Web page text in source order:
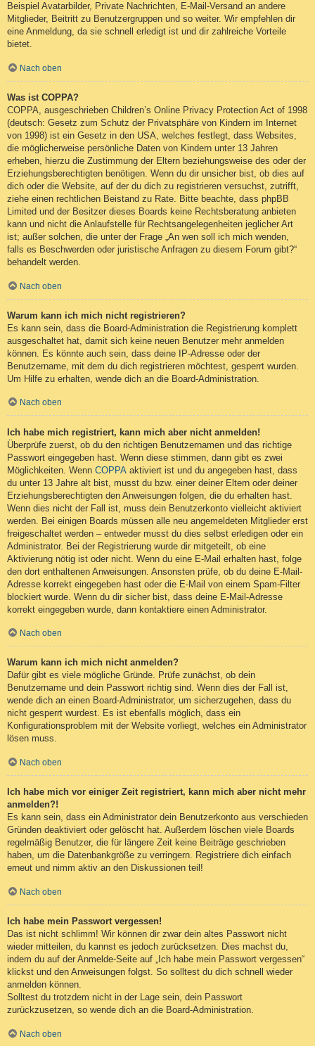
Beispiel Avatarbilder, Private Nachrichten, E-Mail-Versand an andere
Mitglieder, Beitritt zu Benutzergruppen und so weiter. Wir empfehlen dir
eine Anmeldung, da sie schnell erledigt ist und dir zahlreiche Vorteile
bietet.
Nach oben
Was ist COPPA?
COPPA, ausgeschrieben Children’s Online Privacy Protection Act of 1998
(deutsch: Gesetz zum Schutz der Privatsphäre von Kindern im Internet
von 1998) ist ein Gesetz in den USA, welches festlegt, dass Websites,
die möglicherweise persönliche Daten von Kindern unter 13 Jahren
erheben, hierzu die Zustimmung der Eltern beziehungsweise des oder der
Erziehungsberechtigten benötigen. Wenn du dir unsicher bist, ob dies auf
dich oder die Website, auf der du dich zu registrieren versuchst, zutrifft,
ziehe einen rechtlichen Beistand zu Rate. Bitte beachte, dass phpBB
Limited und der Besitzer dieses Boards keine Rechtsberatung anbieten
kann und nicht die Anlaufstelle für Rechtsangelegenheiten jeglicher Art
ist; außer solchen, die unter der Frage „An wen soll ich mich wenden,
falls es Beschwerden oder juristische Anfragen zu diesem Forum gibt?“
behandelt werden.
Nach oben
Warum kann ich mich nicht registrieren?
Es kann sein, dass die Board-Administration die Registrierung komplett
ausgeschaltet hat, damit sich keine neuen Benutzer mehr anmelden
können. Es könnte auch sein, dass deine IP-Adresse oder der
Benutzername, mit dem du dich registrieren möchtest, gesperrt wurden.
Um Hilfe zu erhalten, wende dich an die Board-Administration.
Nach oben
Ich habe mich registriert, kann mich aber nicht anmelden!
Überprüfe zuerst, ob du den richtigen Benutzernamen und das richtige
Passwort eingegeben hast. Wenn diese stimmen, dann gibt es zwei
Möglichkeiten. Wenn COPPA aktiviert ist und du angegeben hast, dass
du unter 13 Jahre alt bist, musst du bzw. einer deiner Eltern oder deiner
Erziehungsberechtigten den Anweisungen folgen, die du erhalten hast.
Wenn dies nicht der Fall ist, muss dein Benutzerkonto vielleicht aktiviert
werden. Bei einigen Boards müssen alle neu angemeldeten Mitglieder erst
freigeschaltet werden – entweder musst du dies selbst erledigen oder ein
Administrator. Bei der Registrierung wurde dir mitgeteilt, ob eine
Aktivierung nötig ist oder nicht. Wenn du eine E-Mail erhalten hast, folge
den dort enthaltenen Anweisungen. Ansonsten prüfe, ob du deine E-Mail-
Adresse korrekt eingegeben hast oder die E-Mail von einem Spam-Filter
blockiert wurde. Wenn du dir sicher bist, dass deine E-Mail-Adresse
korrekt eingegeben wurde, dann kontaktiere einen Administrator.
Nach oben
Warum kann ich mich nicht anmelden?
Dafür gibt es viele mögliche Gründe. Prüfe zunächst, ob dein
Benutzername und dein Passwort richtig sind. Wenn dies der Fall ist,
wende dich an einen Board-Administrator, um sicherzugehen, dass du
nicht gesperrt wurdest. Es ist ebenfalls möglich, dass ein
Konfigurationsproblem mit der Website vorliegt, welches ein Administrator
lösen muss.
Nach oben
Ich habe mich vor einiger Zeit registriert, kann mich aber nicht mehr
anmelden?!
Es kann sein, dass ein Administrator dein Benutzerkonto aus verschieden
Gründen deaktiviert oder gelöscht hat. Außerdem löschen viele Boards
regelmäßig Benutzer, die für längere Zeit keine Beiträge geschrieben
haben, um die Datenbankgröße zu verringern. Registriere dich einfach
erneut und nimm aktiv an den Diskussionen teil!
Nach oben
Ich habe mein Passwort vergessen!
Das ist nicht schlimm! Wir können dir zwar dein altes Passwort nicht
wieder mitteilen, du kannst es jedoch zurücksetzen. Dies machst du,
indem du auf der Anmelde-Seite auf „Ich habe mein Passwort vergessen“
klickst und den Anweisungen folgst. So solltest du dich schnell wieder
anmelden können.
Solltest du trotzdem nicht in der Lage sein, dein Passwort
zurückzusetzen, so wende dich an die Board-Administration.
Nach oben